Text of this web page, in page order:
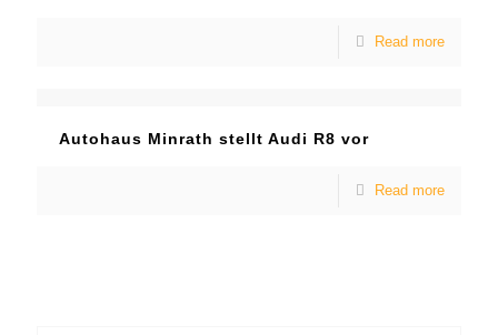
Read more
Autohaus Minrath stellt Audi R8 vor
Read more